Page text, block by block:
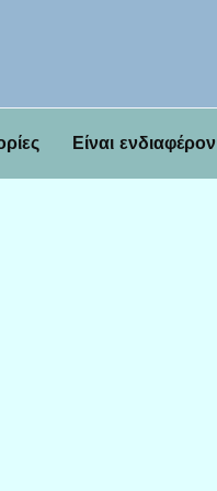
Είναι ενδιαφέρον